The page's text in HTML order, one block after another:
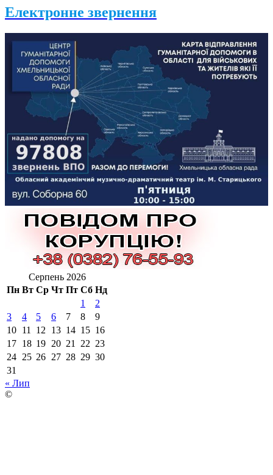
Електронне звернення
Серпень 2026
Пн Вт Ср Чт Пт Сб Нд
1
2
3
4 5 6 7 8
9
10 11 12 13 14 15 16
17 18 19 20 21 22 23
24 25 26 27 28 29 30
31
« Лип
©